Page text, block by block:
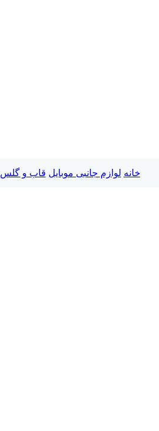
خانه لوازم جانبی موبایل قاب و گلس